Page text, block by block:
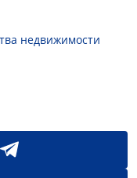
недвижимости